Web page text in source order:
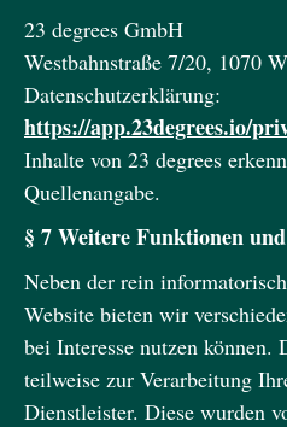
23 degrees GmbH
Westbahnstraße 7/20, 1070
Datenschutzerklärung:
https://app.23degrees.io/
Inhalte von 23 degrees
Quellenangabe.
§ 7 Weitere Funktionen
Neben der rein
Website bieten wir
bei Interesse nutzen können.
teilweise zur Verarbeitung
Dienstleister. Diese wurden